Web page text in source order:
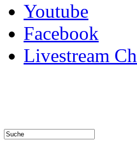
Youtube
Facebook
Livestream